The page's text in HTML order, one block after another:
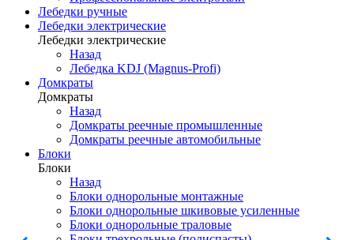
Лебедки ручные
Лебедки электрические
Лебедки электрические
Назад
Лебедка KDJ (Magnus-Profi)
Домкраты
Домкраты
Назад
Домкраты реечные промышленные
Домкраты реечные автомобильные
Блоки
Блоки
Назад
Блоки однорольные монтажные
Блоки однорольные шкивовые усиленные
Блоки однорольные траловые